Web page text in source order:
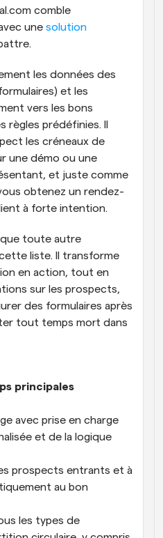
comble
une solution
les données des
et les
vers les bons
prédéfinies. Il
les créneaux de
une démo ou une
et juste comme
obtenez un rendez-
à forte intention.
que toute autre
liste. Il transforme
en action, tout en
sur les prospects,
des formulaires après
tout temps mort dans
principales
avec prise en charge
et de la logique
prospects entrants et à
au bon
les types de